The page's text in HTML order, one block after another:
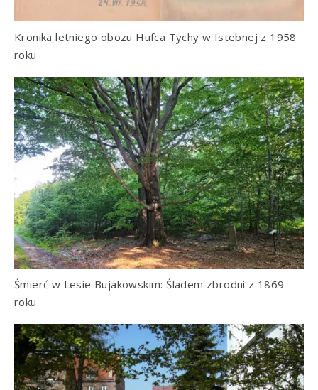
Kronika letniego obozu Hufca Tychy w Istebnej z 1958
roku
Śmierć w Lesie Bujakowskim: Śladem zbrodni z 1869
roku